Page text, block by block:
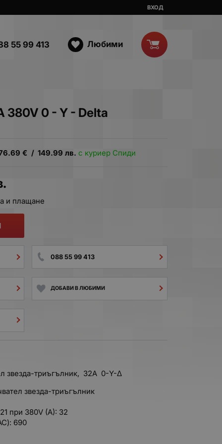
ВХОД
55 99 413 Любими
380V 0 - Y - Delta
€ / 149.99 лв. с куриер Спиди
и плащане
088 55 99 413
ДОБАВИ В ЛЮБИМИ
звезда-триъгълник, 32А 0-Y-Δ
звезда-триъгълник
при 380V (A): 32
690